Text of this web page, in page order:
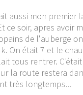
aussi mon premier
ce soir, apres avoir
de l'auberge
On était 7 et le
tous rentrer. C'était
la route restera
très longtemps...